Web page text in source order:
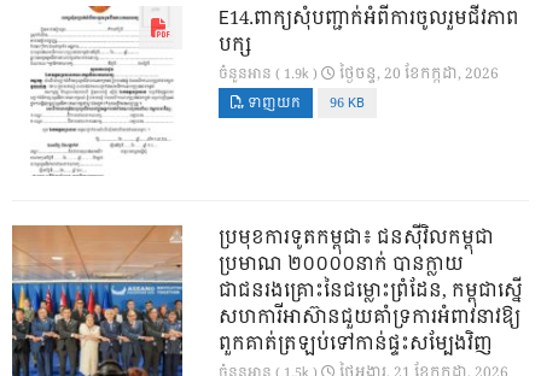
E14.ពាក្យសុំបញ្ជាក់អំពីការចូលរួមជីវភាព
បក្ស
ចំនួនអាន ( 1.9k ) ថ្ងៃ​ចន្ទ, 20 ខែ​កក្កដា, 2026
ទាញយក 96 KB
ប្រមុខការទូតកម្ពុជា៖ ជនស៊ីវិលកម្ពុជា
ប្រមាណ ២០០០០នាក់ បានក្លាយ
ជាជនរងគ្រោះនៃជម្លោះព្រំដែន, កម្ពុជាស្នើ
សហការីអាស៊ានជួយគាំទ្រការអំពាវនាវឱ្យ
ពួកគាត់ត្រឡប់ទៅកាន់ផ្ទះសម្បែងវិញ